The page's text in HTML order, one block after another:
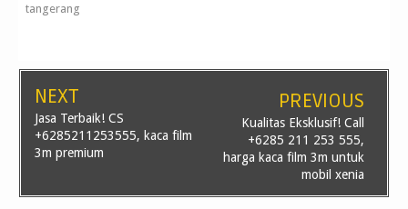
tangerang
NEXT
Jasa Terbaik! CS
+6285211253555, kaca film
3m premium
PREVIOUS
Kualitas Eksklusif! Call
+6285 211 253 555,
harga kaca film 3m untuk
mobil xenia